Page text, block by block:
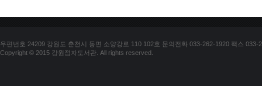
우편번호 24209 강원도 춘천시 동면 소양강로 110 102호 문의전화 033-262-1920 팩스 033-
Copyright © 2015 강원점자도서관. All rights reserved.